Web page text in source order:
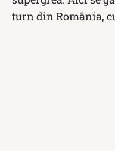
turn din România,